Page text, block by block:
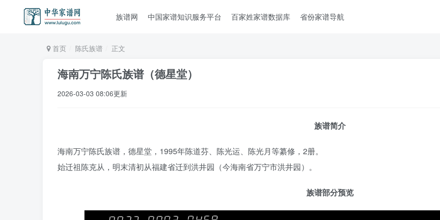
族谱网 中国家谱知识服务平台 百家姓家谱数据库 省份家谱导航
首页 陈氏族谱 正文
海南万宁陈氏族谱（德星堂）
2026-03-03 08:06更新
族谱简介
海南万宁陈氏族谱，德星堂，1995年陈道芬、陈光运、陈光月等纂修，2册。
始迁祖陈克从，明末清初从福建省迁到洪井园（今海南省万宁市洪井园）。
族谱部分预览